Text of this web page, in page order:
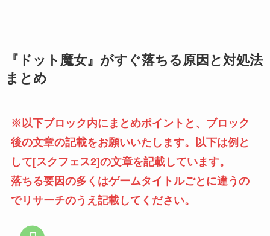
『ドット魔女』がすぐ落ちる原因と対処法
まとめ
※以下ブロック内にまとめポイントと、ブロック
後の文章の記載をお願いいたします。以下は例と
して[スクフェス2]の文章を記載しています。
落ちる要因の多くはゲームタイトルごとに違うの
でリサーチのうえ記載してください。